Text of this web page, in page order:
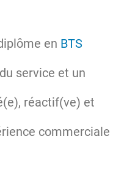
en BTS
service et un
réactif(ve) et
commerciale